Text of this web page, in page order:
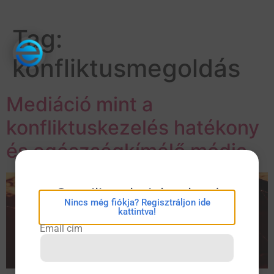
Tag:
konfliktusmegoldás
Mediáció mint a
konfliktuskezelés hatékony
és egészségkímélő módja
eConsilium bejelentkezés
Nincs még fiókja? Regisztráljon ide
kattintva!
Email cím